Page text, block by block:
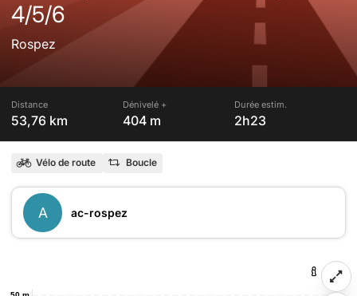
4/5/6
Rospez
Distance
53,76 km
Dénivelé +
404 m
Durée estim.
2h23
Vélo de route Boucle
A ac-rospez